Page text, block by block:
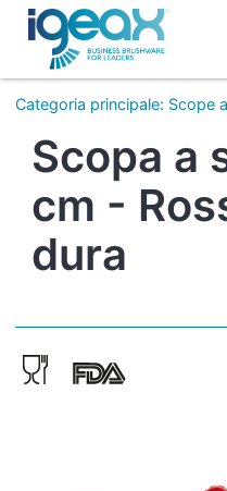
IT
EN
Categoria principale: Scope
Scopa a
cm -
dura